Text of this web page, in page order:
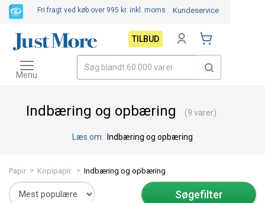
Indbæring og opbæring (9 varer)
Læs om: Indbæring og opbæring
Papir > Kopipapir > Indbæring og opbæring
Søgefilter
Fri fragt ved køb over 995 kr. inkl. moms Kundeservice
TILBUD
Toggle
navigation
Menu